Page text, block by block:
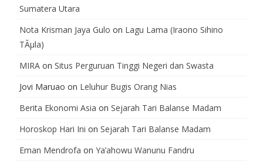
Sumatera Utara
Nota Krisman Jaya Gulo on Lagu Lama (Iraono Sihino
TÃµla)
MIRA on Situs Perguruan Tinggi Negeri dan Swasta
Jovi Maruao on Leluhur Bugis Orang Nias
Berita Ekonomi Asia on Sejarah Tari Balanse Madam
Horoskop Hari Ini on Sejarah Tari Balanse Madam
Eman Mendrofa on Ya’ahowu Wanunu Fandru